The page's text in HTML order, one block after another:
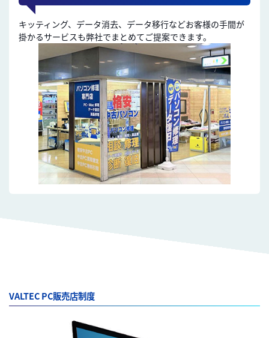
キッティング、データ消去、データ移行などお客様の手間が
掛かるサービスも弊社でまとめてご提案できます。
VALTEC PC販売店制度